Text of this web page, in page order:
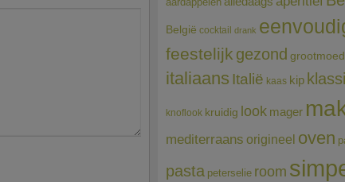
België cocktail drank
feestelijk gezond
italiaans Italië kaas kip
knoflook kruidig look mager
mediterraans origineel oven
pasta peterselie room